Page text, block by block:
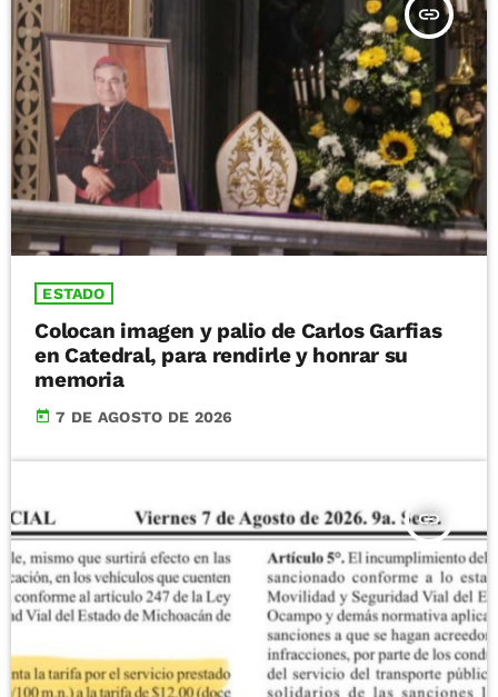
insert_link
ESTADO
Colocan imagen y palio de Carlos Garfias
en Catedral, para rendirle y honrar su
memoria
today 7 DE AGOSTO DE 2026
insert_link